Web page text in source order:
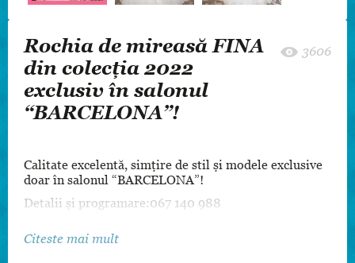
Rochia de mireasă FINA
din colecția 2022
exclusiv în salonul
“BARCELONA”!
3606
Calitate excelentă, simțire de stil și modele exclusive
doar în salonul “BARCELONA”!
Detalii și programare:067 140 988
Citeste mai mult